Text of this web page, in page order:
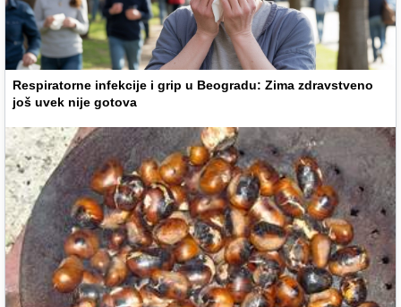
Respiratorne infekcije i grip u Beogradu: Zima zdravstveno
još uvek nije gotova